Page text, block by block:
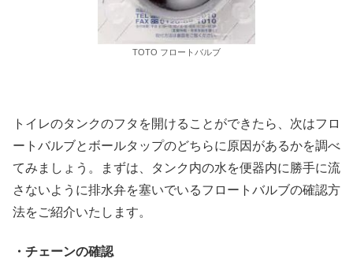
TOTO フロートバルブ
トイレのタンクのフタを開けることができたら、次はフロ
ートバルブとボールタップのどちらに原因があるかを調べ
てみましょう。まずは、タンク内の水を便器内に勝手に流
さないように排水弁を塞いでいるフロートバルブの確認方
法をご紹介いたします。
・チェーンの確認